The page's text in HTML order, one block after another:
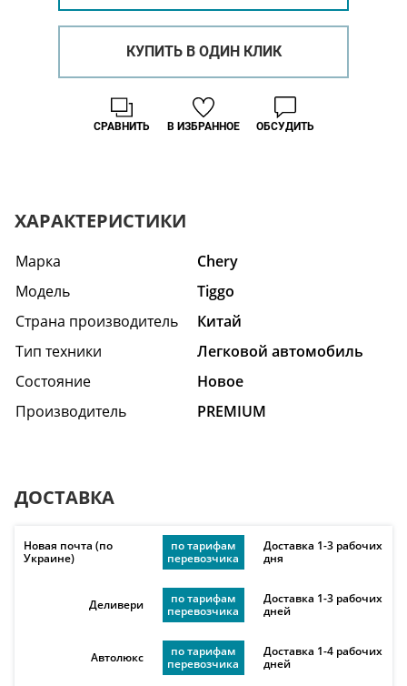
КУПИТЬ В ОДИН КЛИК
В ИЗБРАННОЕ
СРАВНИТЬ ОБСУДИТЬ
ХАРАКТЕРИСТИКИ
Марка
Chery
Модель
Tiggo
Страна производитель
Китай
Тип техники
Легковой автомобиль
Состояние
Hовое
Производитель
PREMIUM
ДОСТАВКА
Новая почта (по
Украине)
по тарифам
перевозчика
Доставка 1-3 рабочих
дня
Деливери
по тарифам
перевозчика
Доставка 1-3 рабочих
дней
Автолюкс
по тарифам
перевозчика
Доставка 1-4 рабочих
дней